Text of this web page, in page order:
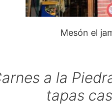
Mesón el
a la
tapas